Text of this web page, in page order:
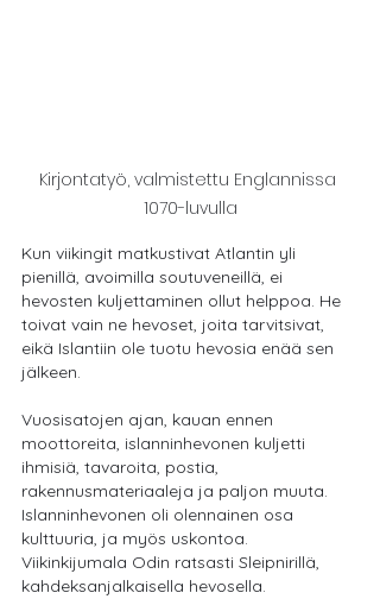
Kirjontatyö, valmistettu Englannissa
1070-luvulla
Kun viikingit matkustivat Atlantin yli
pienillä, avoimilla soutuveneillä, ei
hevosten kuljettaminen ollut helppoa. He
toivat vain ne hevoset, joita tarvitsivat,
eikä Islantiin ole tuotu hevosia enää sen
jälkeen.
Vuosisatojen ajan, kauan ennen
moottoreita, islanninhevonen kuljetti
ihmisiä, tavaroita, postia,
rakennusmateriaaleja ja paljon muuta.
Islanninhevonen oli olennainen osa
kulttuuria, ja myös uskontoa.
Viikinkijumala Odin ratsasti Sleipnirillä,
kahdeksanjalkaisella hevosella.